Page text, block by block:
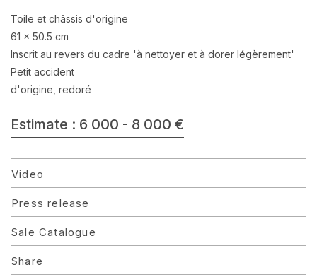
Toile et châssis d'origine
61 x 50.5 cm
Inscrit au revers du cadre 'à nettoyer et à dorer légèrement'
Petit accident
d'origine, redoré
Estimate : 6 000 - 8 000 €
Video
Press release
Sale Catalogue
Share